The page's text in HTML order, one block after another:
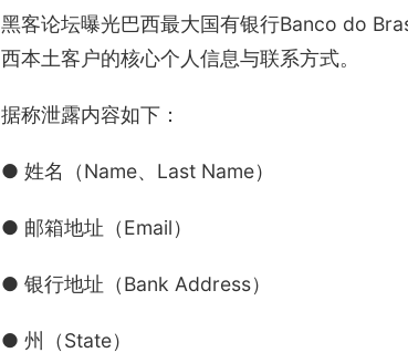
黑客论坛曝光巴西最大国有银行Banco do
西本土客户的核心个人信息与联系方式。
据称泄露内容如下：
● 姓名（Name、Last Name）
● 邮箱地址（Email）
● 银行地址（Bank Address）
● 州（State）